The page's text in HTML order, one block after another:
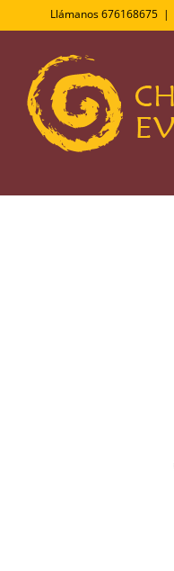
contenido
Llámanos 676168675 |